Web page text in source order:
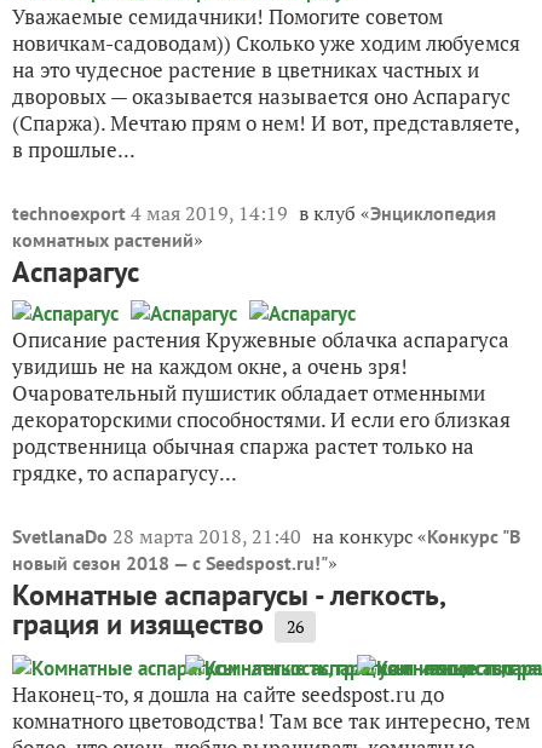
Уважаемые семидачники! Помогите советом
новичкам-садоводам)) Сколько уже ходим любуемся
на это чудесное растение в цветниках частных и
дворовых — оказывается называется оно Аспарагус
(Спаржа). Мечтаю прям о нем! И вот, представляете,
в прошлые...
technoexport 4 мая 2019, 14:19 в клуб «Энциклопедия
комнатных растений»
Аспарагус
Описание растения Кружевные облачка аспарагуса
увидишь не на каждом окне, а очень зря!
Очаровательный пушистик обладает отменными
декораторскими способностями. И если его близкая
родственница обычная спаржа растет только на
грядке, то аспарагусу...
SvetlanaDo 28 марта 2018, 21:40 на конкурс «Конкурс "В
новый сезон 2018 — с Seedspost.ru!"»
Комнатные аспарагусы - легкость,
грация и изящество 26
Наконец-то, я дошла на сайте seedspost.ru до
комнатного цветоводства! Там все так интересно, тем